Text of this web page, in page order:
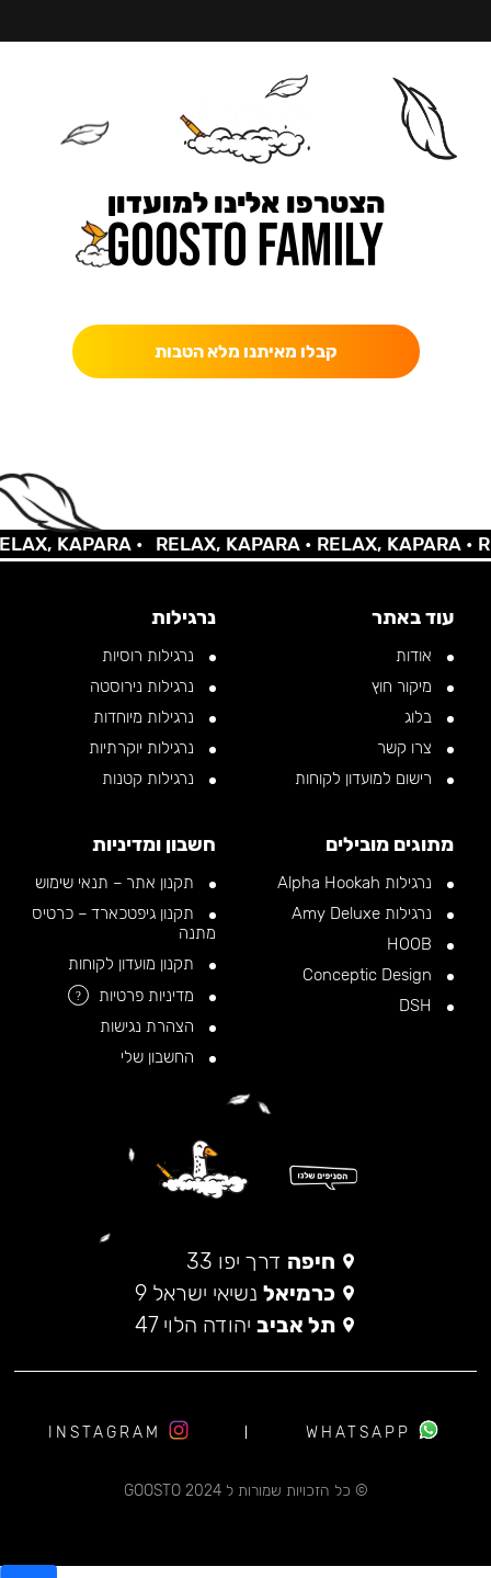
הצטרפו אלינו למועדון
קבלו מאיתנו מלא הטבות
KAPARA • RELAX, KAPARA •RELAX, KAPARA •
עוד באתר
אודות
מיקור חוץ
בלוג
צרו קשר
רישום למועדון לקוחות
נרגילות
נרגילות רוסיות
נרגילות נירוסטה
נרגילות מיוחדות
נרגילות יוקרתיות
נרגילות קטנות
מתוגים מובילים
נרגילות Alpha Hookah
נרגילות Amy Deluxe
חשבון ומדיניות
תקנון אתר – תנאי שימוש
תקנון גיפטכארד – כרטיס
מתנה
תקנון מועדון לקוחות
מדיניות פרטיות
?
הצהרת נגישות
החשבון שלי
חיפה דרך יפו 33
כרמיאל נשיאי ישראל 9
תל אביב יהודה הלוי 47
© כל הזכויות שמורות ל 2024 GOOSTO
WHATSAPP
INSTAGRAM